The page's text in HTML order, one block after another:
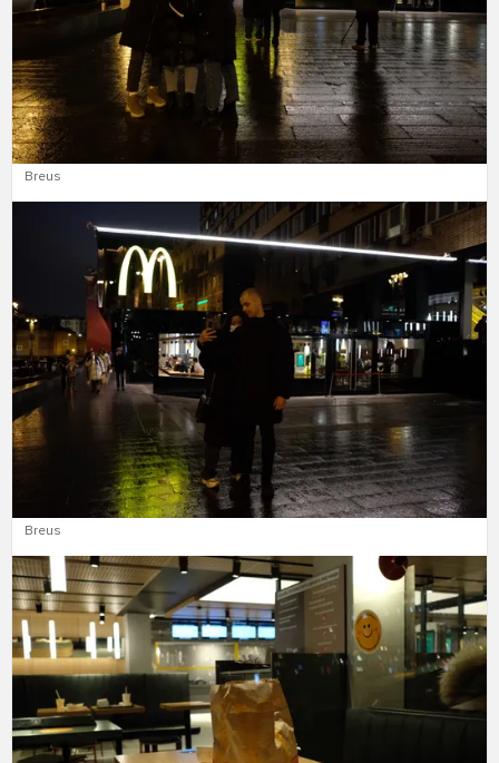
Breus
Breus